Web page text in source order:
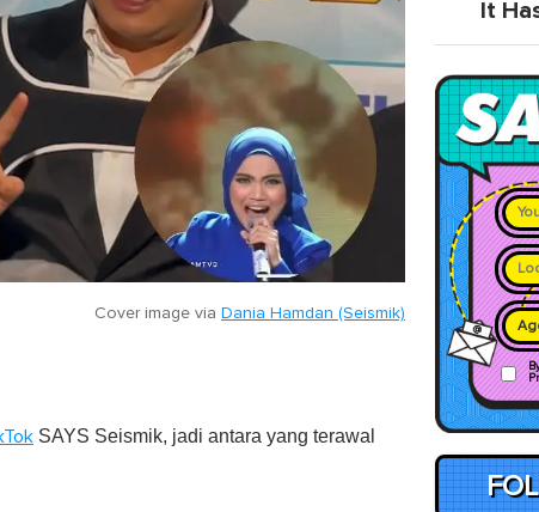
Cover image via Dania Hamdan (Seismik)
SAYS Seismik, jadi antara yang terawal
It